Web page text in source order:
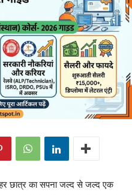
हर छात्र का सपना जल्द से जल्द एक